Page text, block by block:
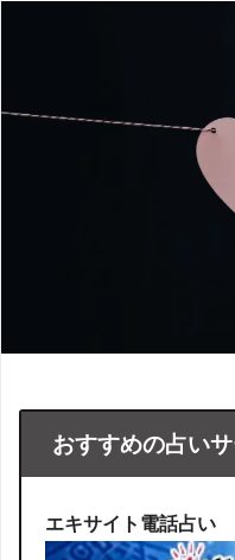
おすすめの占い
エキサイト電話占い